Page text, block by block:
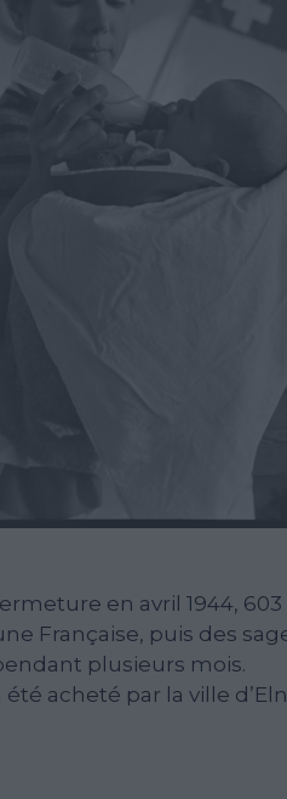
fermeture en avril 1944,
Française, puis des
plusieurs mois.
été acheté par la ville